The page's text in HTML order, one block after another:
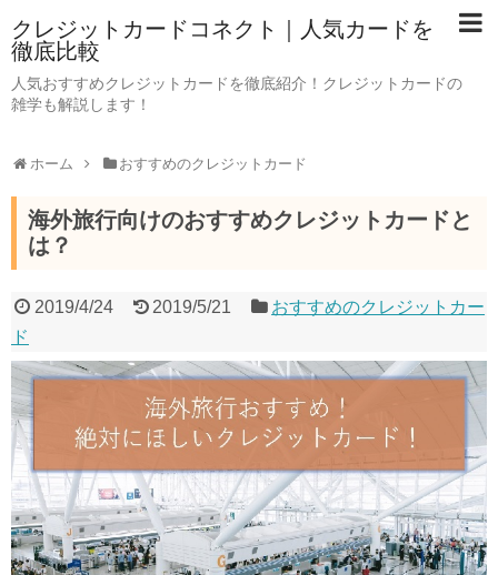
クレジットカードコネクト｜人気カードを
徹底比較
人気おすすめクレジットカードを徹底紹介！クレジットカードの
雑学も解説します！
ホーム おすすめのクレジットカード
海外旅行向けのおすすめクレジットカードと
は？
2019/4/24 2019/5/21
おすすめのクレジットカー
ド